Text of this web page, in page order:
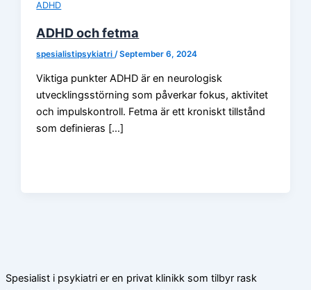
ADHD
ADHD och fetma
spesialistipsykiatri/September 6, 2024
Viktiga punkter ADHD är en neurologisk
utvecklingsstörning som påverkar fokus, aktivitet
och impulskontroll. Fetma är ett kroniskt tillstånd
som definieras […]
Spesialist i psykiatri er en privat klinikk som tilbyr rask